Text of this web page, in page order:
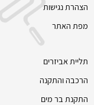
הצהרת נגישות
מפת האתר
תליית אביזרים
הרכבה והתקנה
התקנת בר מים